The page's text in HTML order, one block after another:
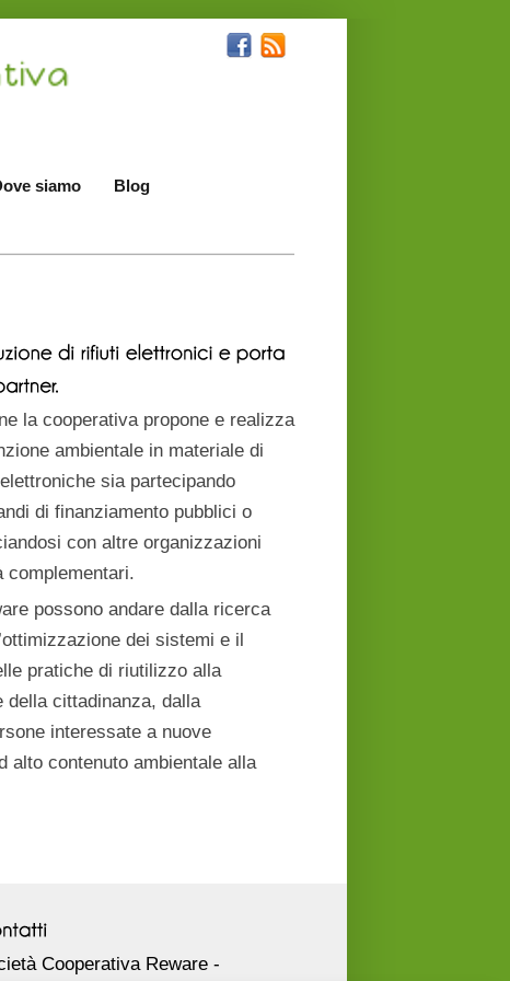
siamo Blog
la cooperativa propone e realizza
ambientale in materiale di
sia partecipando
di finanziamento pubblici o
con altre organizzazioni
complementari.
possono andare dalla ricerca
dei sistemi e il
pratiche di riutilizzo alla
della cittadinanza, dalla
interessate a nuove
alto contenuto ambientale alla
Cooperativa Reware -